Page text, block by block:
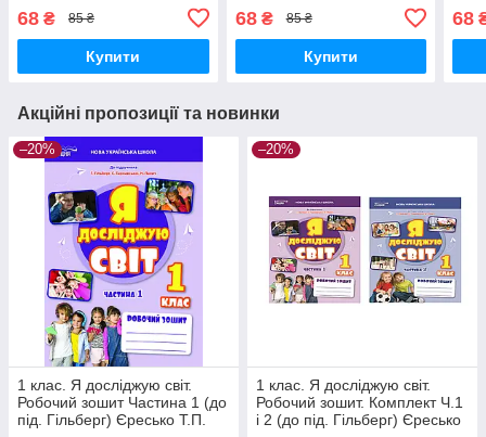
68 ₴ 85 ₴
Купити
68₴ 85 ₴
Купити
68
Акційні пропозиції та новинки
–20%
1 клас. Я досліджую світ.
Робочий зошит Частина 1 (до
під. Гільберг) Єресько Т.П.
–20%
1 клас. Я досліджую світ.
Робочий зошит. Комплект Ч.1
і 2 (до під. Гільберг) Єресько